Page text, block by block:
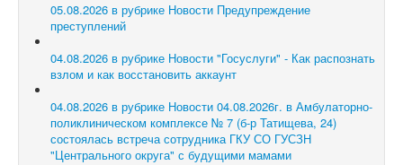
05.08.2026 в рубрике Новости Предупреждение
преступлений
04.08.2026 в рубрике Новости "Госуслуги" - Как распознать
взлом и как восстановить аккаунт
04.08.2026 в рубрике Новости 04.08.2026г. в Амбулаторно-
поликлиническом комплексе № 7 (б-р Татищева, 24)
состоялась встреча сотрудника ГКУ СО ГУСЗН
"Центрального округа" с будущими мамами